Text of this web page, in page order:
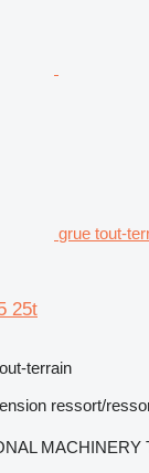
grue tout-
25t
terrain
ressort/
MACHINERY